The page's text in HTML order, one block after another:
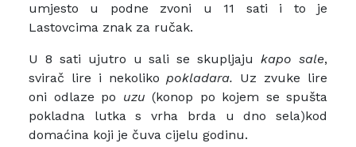
umjesto u podne zvoni u 11 sati i to je
Lastovcima znak za ručak.
U 8 sati ujutro u sali se skupljajukapo sale,
svirač lire i nekolikopokladara. Uz zvuke lire
oni odlaze po uzu (konop po kojem se spušta
pokladna lutka s vrha brda u dno sela)kod
domaćina koji je čuva cijelu godinu.